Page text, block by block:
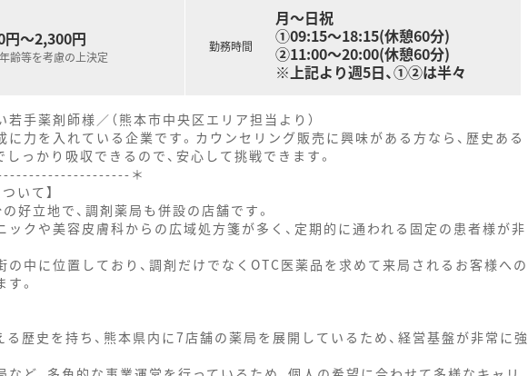
円～2,300円
齢等を考慮の上決定
勤務時間
月～日祝
①09:15～18:15(休憩60分)
②11:00～20:00(休憩60分)
※上記より週5日、①②は半々
手薬剤師様／（熊本市中央区エリア担当より）
力を入れている企業です。カウンセリング販売に興味がある方なら、歴史ある
っかり吸収できるので、安心して挑戦できます。
＊
いて】
好立地で、調剤薬局も併設の店舗です。
クや美容皮膚科からの広域処方箋が多く、定期的に通われる固定の患者様が非
中に位置しており、調剤だけでなくOTC医薬品を求めて来局されるお客様への
。
歴史を持ち、熊本県内に7店舗の薬局を展開しているため、経営基盤が非常に強